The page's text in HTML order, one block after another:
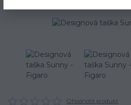
Ohodnotit produkt